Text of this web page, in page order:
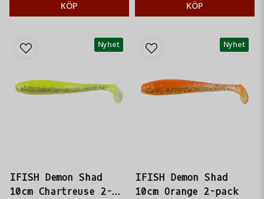
KÖP KÖP
IFISH Demon Shad
10cm Chartreuse 2-
Nyhet
IFISH Demon Shad
10cm Orange 2-pack
Nyhet